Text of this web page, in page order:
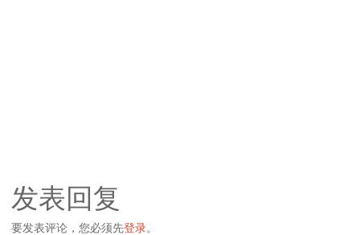
发表回复
要发表评论，您必须先登录。